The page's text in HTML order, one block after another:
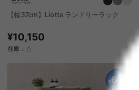
【幅37cm】Liotta ランドリーラック
¥10,150
在庫：△